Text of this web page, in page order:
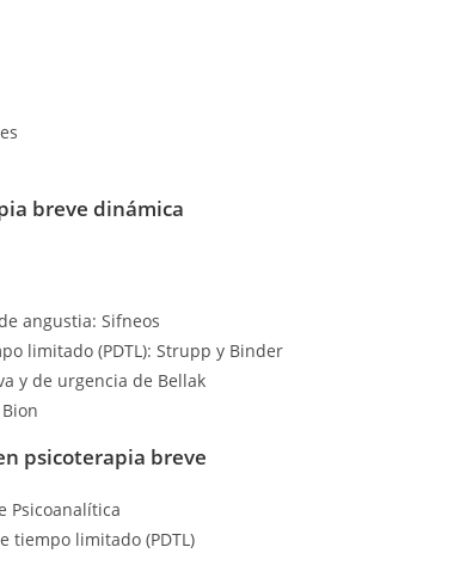
breve dinámica
angustia: Sifneos
limitado (PDTL): Strupp y Binder
y de urgencia de Bellak
psicoterapia breve
Psicoanalítica
tiempo limitado (PDTL)